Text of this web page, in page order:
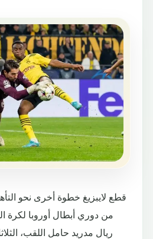
قطع لايبزيغ خطوة أخرى نحو
ريال مدريد حامل اللقب،